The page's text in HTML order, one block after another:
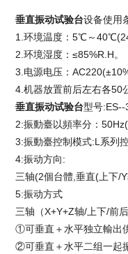
垂直振动试验台设备使用
1.环境温度：5℃～
2.环境湿度：≤85%R.H。
3.电源电压：
4.机器放置前后左右各50
垂直振动试验台型号:ES--
2:振動臺以頻率分：
3:振動臺控制模式:L系列
4:振动方向:
三轴(2個台體,垂直(上下/
5:振动方式
三轴（X+Y+Z轴/上下/前
①可垂直＋水平独立輸出
②可垂直＋水平二组一起